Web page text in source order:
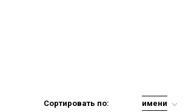
Сортировать по: имени